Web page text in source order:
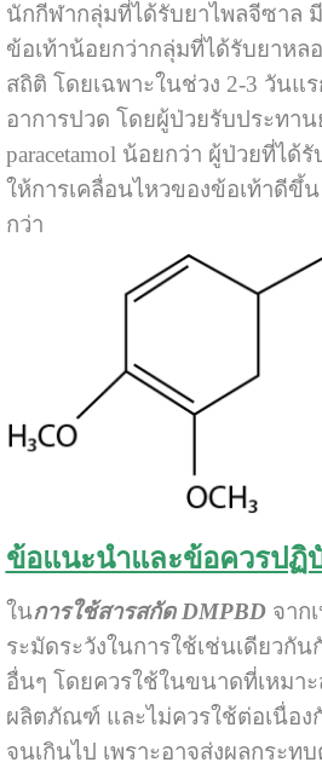
นักกีฬากลุ่มที่ได้รับยาไพลจีซาล
ข้อเท้าน้อยกว่ากลุ่มที่ได้รับยาหล
สถิติ โดยเฉพาะในช่วง 2-3 วันแ
อาการปวด โดยผู้ป่วยรับประทา
paracetamol น้อยกว่า ผู้ป่วยที่ได้
ให้การเคลื่อนไหวของข้อเท้าดีขึ้
กว่า
ข้อแนะนำและข้อควรปฏิ
ในการใช้สารสกัด DMPBDจาก
ระมัดระวังในการใช้เช่นเดียวกั
อื่นๆ โดยควรใช้ในขนาดที่เหมา
ผลิตภัณฑ์ และไม่ควรใช้ต่อเนื่อง
จนเกินไป เพราะอาจส่งผลกระท